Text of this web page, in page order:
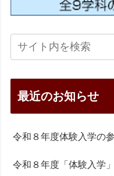
最近のお知らせ
令和８年度体験入学の
令和８年度「体験入学